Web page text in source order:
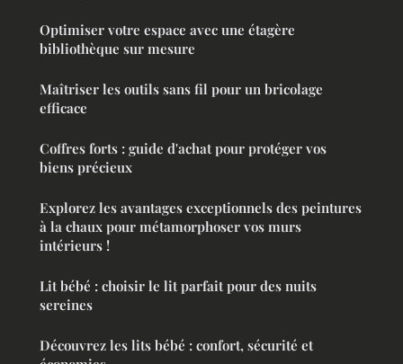
Optimiser votre espace avec une étagère
bibliothèque sur mesure
Maîtriser les outils sans fil pour un bricolage
efficace
Coffres forts : guide d'achat pour protéger vos
biens précieux
Explorez les avantages exceptionnels des peintures
à la chaux pour métamorphoser vos murs
intérieurs !
Lit bébé : choisir le lit parfait pour des nuits
sereines
Découvrez les lits bébé : confort, sécurité et